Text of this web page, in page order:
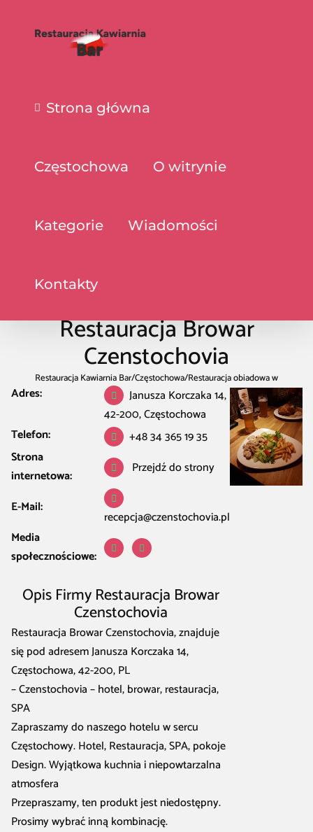
Strona główna
Częstochowa O witrynie
Kategorie Wiadomości
Kontakty
Restauracja Browar
Czenstochovia
Restauracja Kawiarnia Bar/Częstochowa/Restauracja obiadowa w
Częstochowa/ Restauracja Browar Czenstochovia
Adres:
Janusza Korczaka 14,
42-200, Częstochowa
Telefon:
+48 34 365 19 35
Strona
internetowa:
Przejdź do strony
E-Mail:
recepcja@czenstochovia.pl
Media
społecznościowe:
Opis Firmy Restauracja Browar
Czenstochovia
Restauracja Browar Czenstochovia, znajduje
się pod adresem Janusza Korczaka 14,
Częstochowa, 42-200, PL
– Czenstochovia – hotel, browar, restauracja,
SPA
Zapraszamy do naszego hotelu w sercu
Częstochowy. Hotel, Restauracja, SPA, pokoje
Design. Wyjątkowa kuchnia i niepowtarzalna
atmosfera
Przepraszamy, ten produkt jest niedostępny.
Prosimy wybrać inną kombinację.